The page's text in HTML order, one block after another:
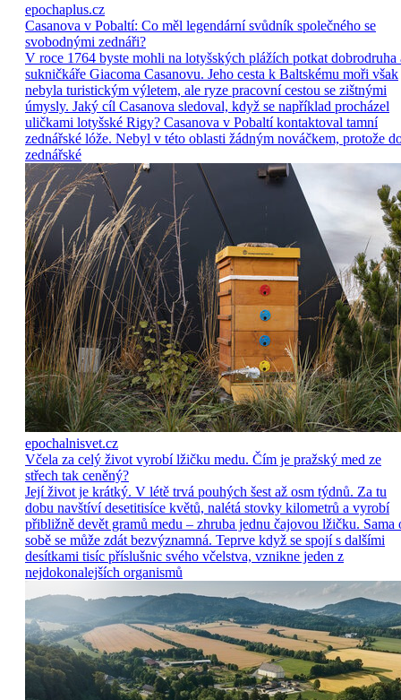
epochaplus.cz
Casanova v Pobaltí: Co měl legendární svůdník společného se
svobodnými zednáři?
V roce 1764 byste mohli na lotyšských plážích potkat dobrodruha
sukničkáře Giacoma Casanovu. Jeho cesta k Baltskému moři však
nebyla turistickým výletem, ale ryze pracovní cestou se zištnými
úmysly. Jaký cíl Casanova sledoval, když se například procházel
uličkami lotyšské Rigy? Casanova v Pobaltí kontaktoval tamní
zednářské lóže. Nebyl v této oblasti žádným nováčkem, protože
zednářské
epochalnisvet.cz
Včela za celý život vyrobí lžičku medu. Čím je pražský med ze
střech tak ceněný?
Její život je krátký. V létě trvá pouhých šest až osm týdnů. Za tu
dobu navštíví desetitisíce květů, nalétá stovky kilometrů a vyrobí
přibližně devět gramů medu – zhruba jednu čajovou lžičku. Sama
sobě se může zdát bezvýznamná. Teprve když se spojí s dalšími
desítkami tisíc příslušnic svého včelstva, vznikne jeden z
nejdokonalejších organismů